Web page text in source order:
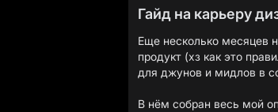
Гайд на карьеру
Еще несколько месяцев
продукт (хз как это
для джунов и мидлов в
В нём собран весь мой